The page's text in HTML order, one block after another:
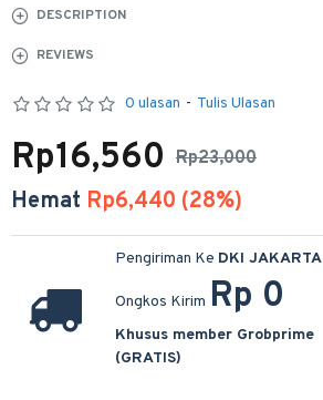
DESCRIPTION
REVIEWS
0 ulasan - Tulis Ulasan
Rp23,000
Rp16,560
Hemat Rp6,440 (28%)
Pengiriman Ke DKI JAKARTA
Ongkos Kirim Rp 0
Khusus member Grobprime
(GRATIS)